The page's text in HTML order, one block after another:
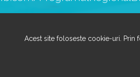
Acest site foloseste cookie-uri. Prin